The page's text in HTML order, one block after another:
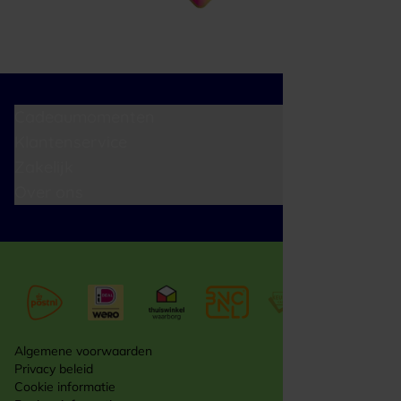
Algemene voorwaarden
Privacy beleid
Cookie informatie